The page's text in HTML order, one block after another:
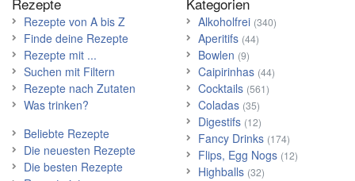
Rezepte von A bis Z
Finde deine Rezepte
Rezepte mit ...
Suchen mit Filtern
Rezepte nach Zutaten
Was trinken?
Beliebte Rezepte
Die neuesten Rezepte
Die besten Rezepte
Alkoholfrei (340)
Aperitifs (44)
Bowlen (9)
Caipirinhas (44)
Cocktails (561)
Coladas (35)
Digestifs (12)
Fancy Drinks (174)
Flips, Egg Nogs (12)
Highballs (32)